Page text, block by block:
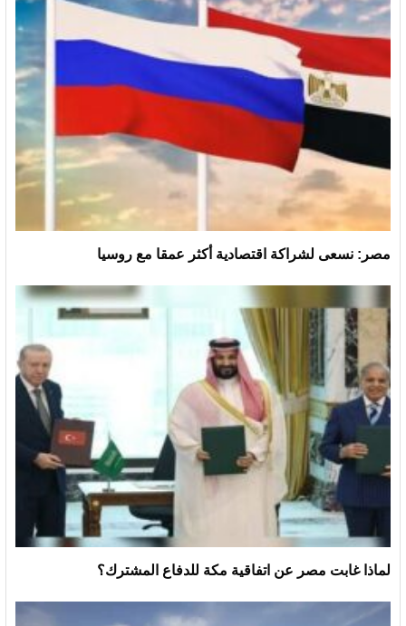
مصر: نسعى لشراكة اقتصادية أكثر عمقا مع روسيا
لماذا غابت مصر عن اتفاقية مكة للدفاع المشترك؟